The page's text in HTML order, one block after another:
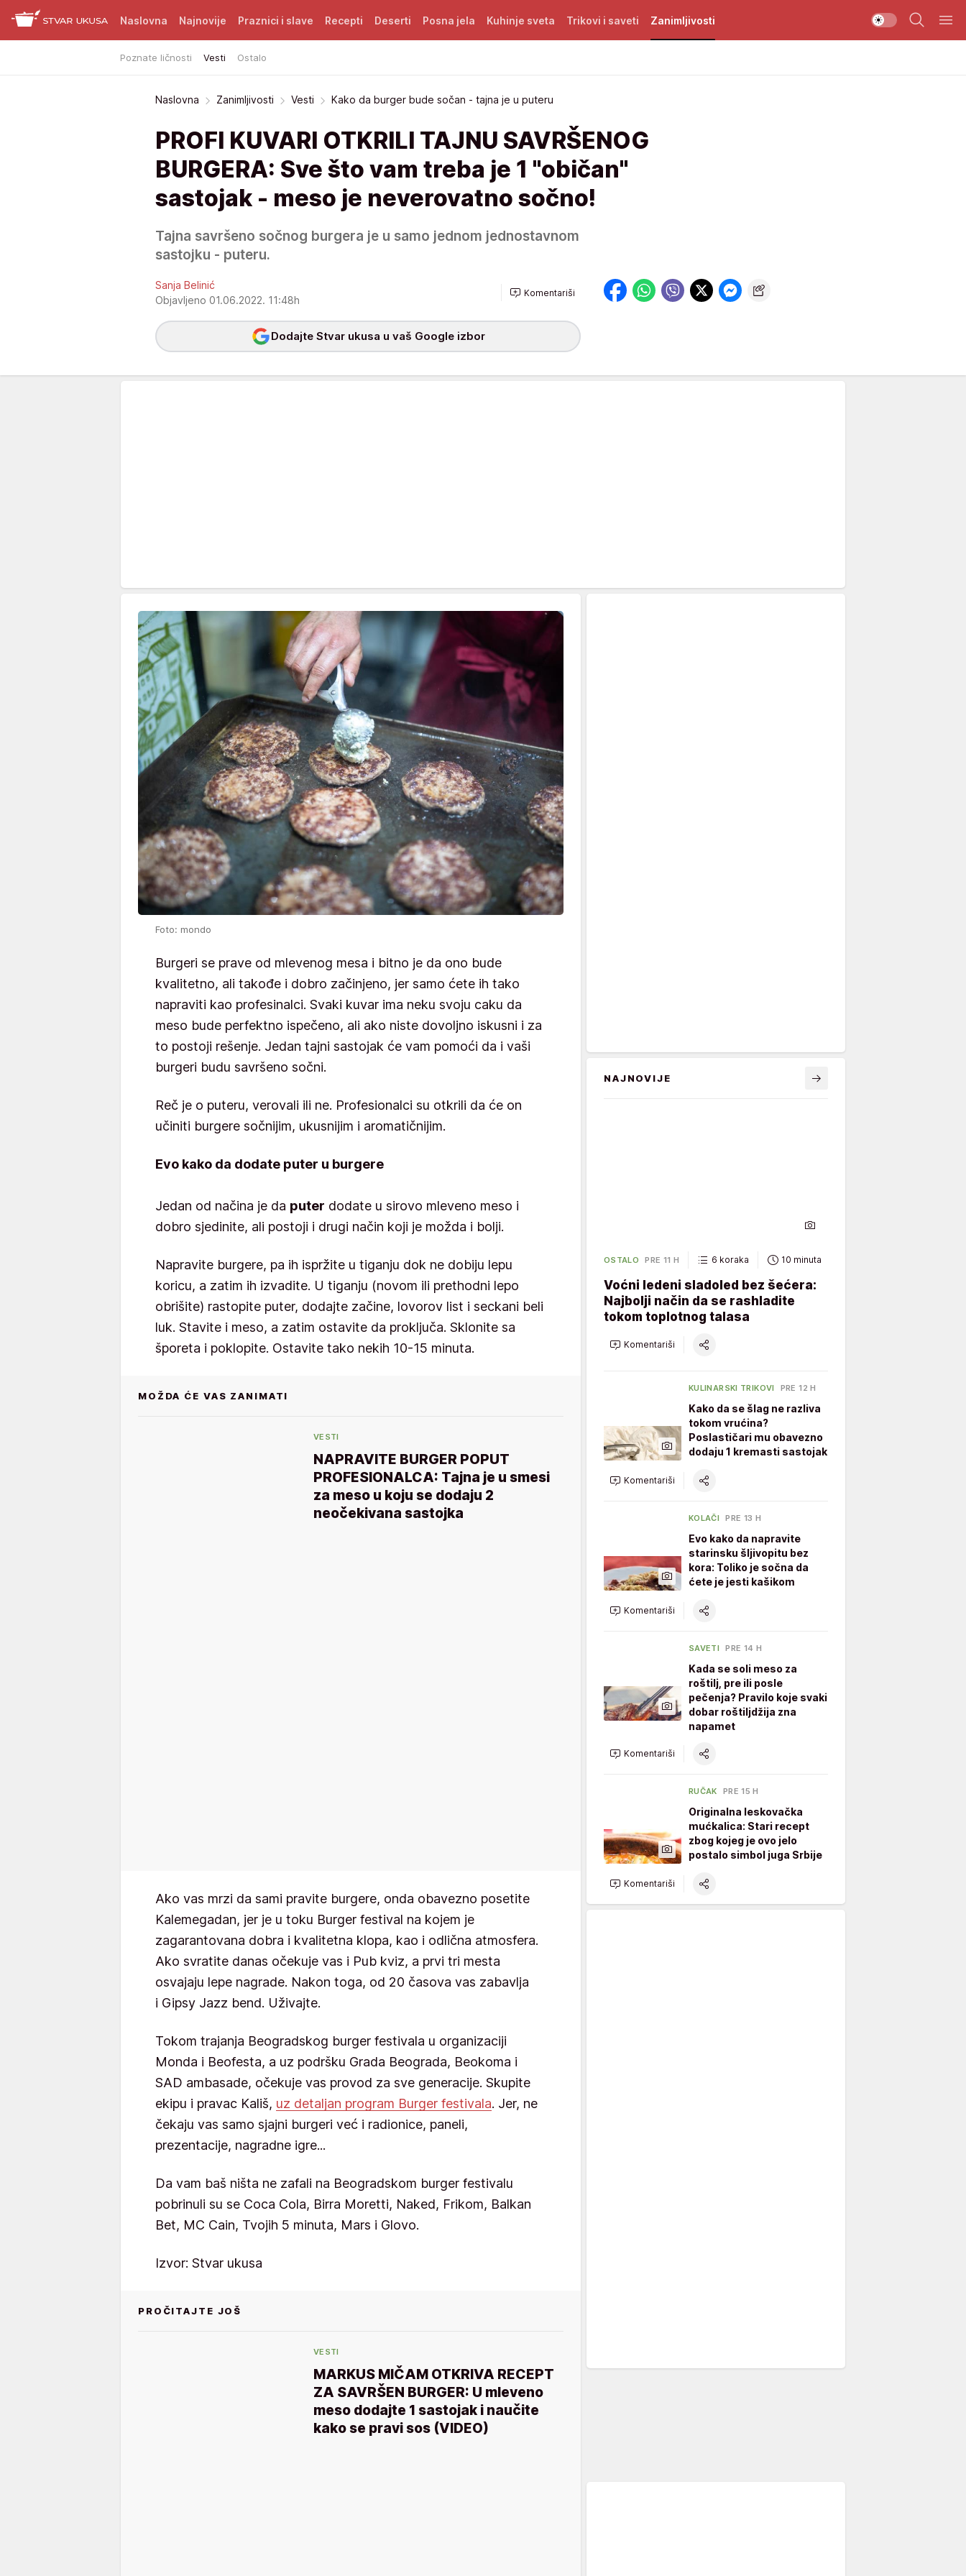
Naslovna Najnovije Praznici i slave Recepti Deserti Posna jela Kuhinje sveta Trikovi i saveti Zanimljivosti
Poznate ličnosti Vesti Ostalo
Naslovna Zanimljivosti Vesti Kako da burger bude sočan - tajna je u puteru
PROFI KUVARI OTKRILI TAJNU SAVRŠENOG
BURGERA: Sve što vam treba je 1 "običan"
sastojak - meso je neverovatno sočno!
Tajna savršeno sočnog burgera je u samo jednom jednostavnom
sastojku - puteru.
Sanja Belinić
Objavljeno 01.06.2022. 11:48h
Komentariši
Dodajte Stvar ukusa u vaš Google izbor
Foto: mondo
Burgeri se prave od mlevenog mesa i bitno je da ono bude
kvalitetno, ali takođe i dobro začinjeno, jer samo ćete ih tako
napraviti kao profesinalci. Svaki kuvar ima neku svoju caku da
meso bude perfektno ispečeno, ali ako niste dovoljno iskusni i za
to postoji rešenje. Jedan tajni sastojak će vam pomoći da i vaši
burgeri budu savršeno sočni.
Reč je o puteru, verovali ili ne. Profesionalci su otkrili da će on
učiniti burgere sočnijim, ukusnijim i aromatičnijim.
Evo kako da dodate puter u burgere
Jedan od načina je da puter dodate u sirovo mleveno meso i
dobro sjedinite, ali postoji i drugi način koji je možda i bolji.
Napravite burgere, pa ih ispržite u tiganju dok ne dobiju lepu
koricu, a zatim ih izvadite. U tiganju (novom ili prethodni lepo
obrišite) rastopite puter, dodajte začine, lovorov list i seckani beli
luk. Stavite i meso, a zatim ostavite da proključa. Sklonite sa
šporeta i poklopite. Ostavite tako nekih 10-15 minuta.
MOŽDA ĆE VAS ZANIMATI
VESTI
NAPRAVITE BURGER POPUT
PROFESIONALCA: Tajna je u smesi
za meso u koju se dodaju 2
neočekivana sastojka
Ako vas mrzi da sami pravite burgere, onda obavezno posetite
Kalemegadan, jer je u toku Burger festival na kojem je
zagarantovana dobra i kvalitetna klopa, kao i odlična atmosfera.
Ako svratite danas očekuje vas i Pub kviz, a prvi tri mesta
osvajaju lepe nagrade. Nakon toga, od 20 časova vas zabavlja
i Gipsy Jazz bend. Uživajte.
Tokom trajanja Beogradskog burger festivala u organizaciji
Monda i Beofesta, a uz podršku Grada Beograda, Beokoma i
SAD ambasade, očekuje vas provod za sve generacije. Skupite
ekipu i pravac Kališ, uz detaljan program Burger festivala. Jer, ne
čekaju vas samo sjajni burgeri već i radionice, paneli,
prezentacije, nagradne igre...
Da vam baš ništa ne zafali na Beogradskom burger festivalu
pobrinuli su se Coca Cola, Birra Moretti, Naked, Frikom, Balkan
Bet, MC Cain, Tvojih 5 minuta, Mars i Glovo.
Izvor: Stvar ukusa
PROČITAJTE JOŠ
VESTI
MARKUS MIČAM OTKRIVA RECEPT
ZA SAVRŠEN BURGER: U mleveno
meso dodajte 1 sastojak i naučite
kako se pravi sos (VIDEO)
NAJNOVIJE
OSTALO PRE 11 H 6 koraka 10 minuta
Voćni ledeni sladoled bez šećera:
Najbolji način da se rashladite
tokom toplotnog talasa
Komentariši
KULINARSKI TRIKOVI PRE 12 H
Kako da se šlag ne razliva
tokom vrućina?
Poslastičari mu obavezno
dodaju 1 kremasti sastojak
Komentariši
KOLAČI PRE 13 H
Evo kako da napravite
starinsku šljivopitu bez
kora: Toliko je sočna da
ćete je jesti kašikom
Komentariši
SAVETI PRE 14 H
Kada se soli meso za
roštilj, pre ili posle
pečenja? Pravilo koje svaki
dobar roštiljdžija zna
napamet
Komentariši
RUČAK PRE 15 H
Originalna leskovačka
mućkalica: Stari recept
zbog kojeg je ovo jelo
postalo simbol juga Srbije
Komentariši